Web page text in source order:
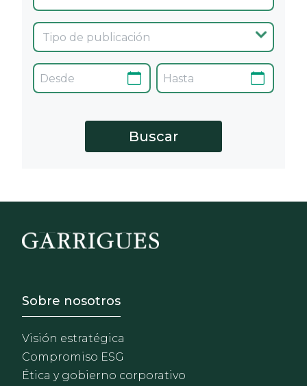
Footer - Sobre Nosotros
Sobre nosotros
Visión estratégica
Compromiso ESG
Ética y gobierno corporativo